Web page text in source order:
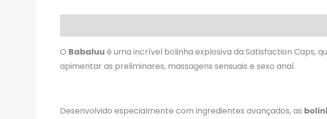
O Babaluu é uma incrível bolinha explosiva da Satisfaction Caps,
apimentar as preliminares, massagens sensuais e sexo anal.
Desenvolvido especialmente com ingredientes avançados, as